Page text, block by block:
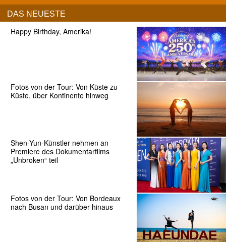
DAS NEUESTE
Happy Birthday, Amerika!
Fotos von der Tour: Von Küste zu
Küste, über Kontinente hinweg
Shen-Yun-Künstler nehmen an
Premiere des Dokumentarfilms
„Unbroken“ teil
Fotos von der Tour: Von Bordeaux
nach Busan und darüber hinaus